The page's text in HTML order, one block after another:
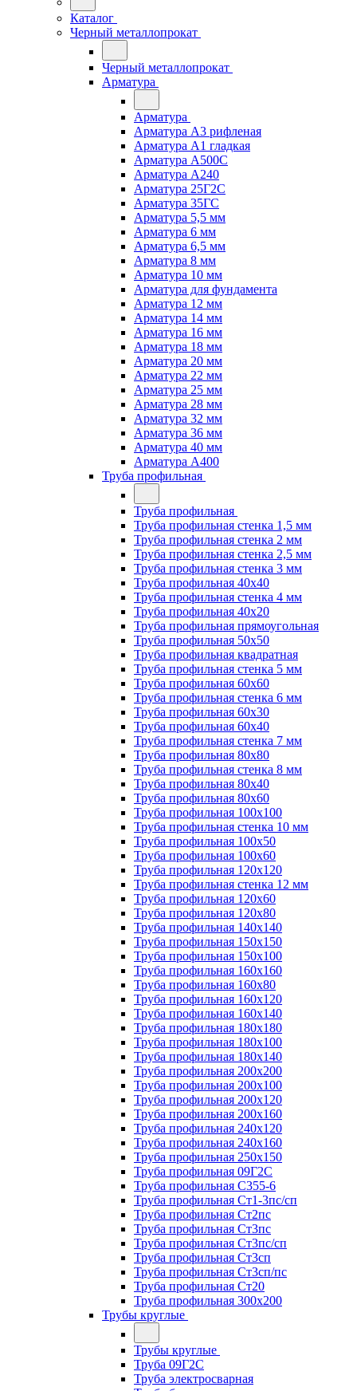
Каталог
Черный металлопрокат
Черный металлопрокат
Арматура
Арматура
Арматура А3 рифленая
Арматура А1 гладкая
Арматура А500С
Арматура А240
Арматура 25Г2С
Арматура 35ГС
Арматура 5,5 мм
Арматура 6 мм
Арматура 6,5 мм
Арматура 8 мм
Арматура 10 мм
Арматура для фундамента
Арматура 12 мм
Арматура 14 мм
Арматура 16 мм
Арматура 18 мм
Арматура 20 мм
Арматура 22 мм
Арматура 25 мм
Арматура 28 мм
Арматура 32 мм
Арматура 36 мм
Арматура 40 мм
Арматура А400
Труба профильная
Труба профильная
Труба профильная стенка 1,5 мм
Труба профильная стенка 2 мм
Труба профильная стенка 2,5 мм
Труба профильная стенка 3 мм
Труба профильная 40х40
Труба профильная стенка 4 мм
Труба профильная 40х20
Труба профильная прямоугольная
Труба профильная 50х50
Труба профильная квадратная
Труба профильная стенка 5 мм
Труба профильная 60х60
Труба профильная стенка 6 мм
Труба профильная 60х30
Труба профильная 60х40
Труба профильная стенка 7 мм
Труба профильная 80х80
Труба профильная стенка 8 мм
Труба профильная 80х40
Труба профильная 80х60
Труба профильная 100х100
Труба профильная стенка 10 мм
Труба профильная 100х50
Труба профильная 100х60
Труба профильная 120х120
Труба профильная стенка 12 мм
Труба профильная 120х60
Труба профильная 120х80
Труба профильная 140х140
Труба профильная 150х150
Труба профильная 150х100
Труба профильная 160х160
Труба профильная 160х80
Труба профильная 160х120
Труба профильная 160х140
Труба профильная 180х180
Труба профильная 180х100
Труба профильная 180х140
Труба профильная 200х200
Труба профильная 200х100
Труба профильная 200х120
Труба профильная 200х160
Труба профильная 240х120
Труба профильная 240х160
Труба профильная 250х150
Труба профильная 09Г2С
Труба профильная С355-6
Труба профильная Ст1-3пс/сп
Труба профильная Ст2пс
Труба профильная Ст3пс
Труба профильная Ст3пс/сп
Труба профильная Ст3сп
Труба профильная Ст3сп/пс
Труба профильная Ст20
Труба профильная 300х200
Трубы круглые
Трубы круглые
Труба 09Г2С
Труба электросварная